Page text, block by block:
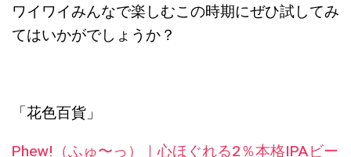
ワイワイみんなで楽しむこの時期にぜひ試してみ
てはいかがでしょうか？
「花色百貨」
Phew!（ふゅ〜っ）｜心ほぐれる2％本格IPAビー